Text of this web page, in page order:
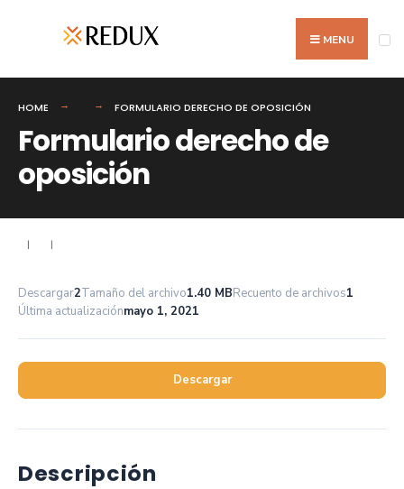
MENU
HOME FORMULARIO DERECHO DE OPOSICIÓN
Formulario derecho de
oposición
| |
Descargar2Tamaño del archivo1.40 MBRecuento de archivos1
Última actualizaciónmayo 1, 2021
Descargar
Descripción